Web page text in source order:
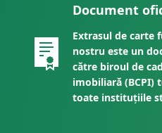
Document
Extrasul de carte
nostru este un
către biroul de
imobiliară (BCPI)
toate instituțiile